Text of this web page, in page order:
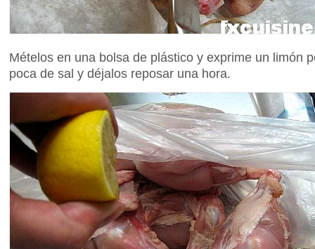
Mételos en una bolsa de plástico y exprime un limón
poca de sal y déjalos reposar una hora.